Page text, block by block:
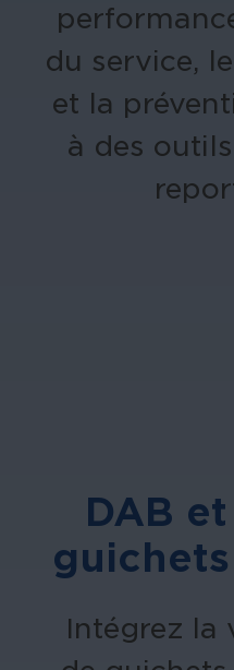
du service,
et la
à des
DAB
Intégrez la